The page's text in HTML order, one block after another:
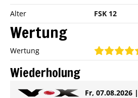
Alter
FSK 12
Wertung
Wertung
Wiederholung
Fr, 07.08.2026